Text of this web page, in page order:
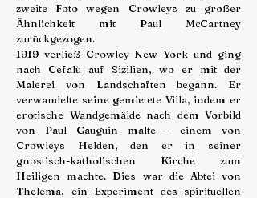
zweite Foto wegen Crowleys zu großer
Ähnlichkeit mit Paul McCartney
zurückgezogen.
1919 verließ Crowley New York und ging
nach Cefalù auf Sizilien, wo er mit der
Malerei von Landschaften begann. Er
verwandelte seine gemietete Villa, indem er
erotische Wandgemälde nach dem Vorbild
von Paul Gauguin malte – einem von
Crowleys Helden, den er in seiner
gnostisch-katholischen Kirche zum
Heiligen machte. Dies war die Abtei von
Thelema, ein Experiment des spirituellen